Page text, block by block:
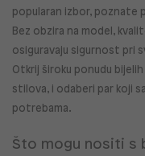
popularan izbor, poznate
Bez obzira na model,
osiguravaju sigurnost pri
Otkrij široku ponudu
stilova, i odaberi par koji
potrebama.
Što mogu nositi s